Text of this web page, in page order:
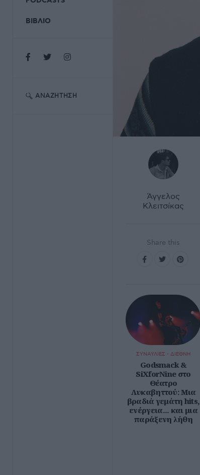
ΒΙΒΛΙΟ
ΑΝΑΖΉΤΗΣΗ
Άγγελος
Κλειτσίκας
Share this
ΣΥΝΑΥΛΙΕΣ - ΔΙΕΘΝΗ
Godsmack &
SiXforNine στο
Θέατρο
Λυκαβηττού: Μια
βραδιά γεμάτη hits,
ενέργεια... και μια
παράξενη λήθη